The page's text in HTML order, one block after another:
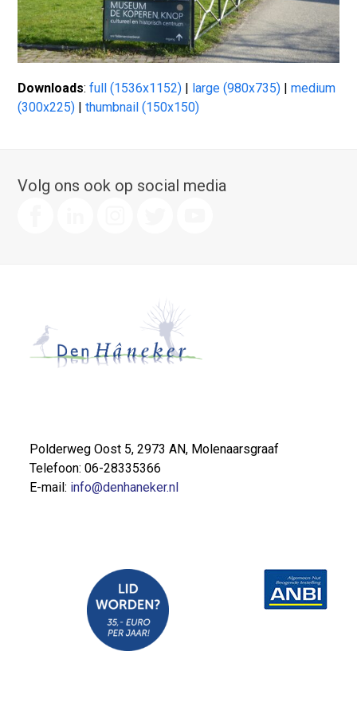
Downloads:full (1536x1152) large (980x735) |medium
(300x225) |thumbnail (150x150)
Volg ons ook op social media
Polderweg Oost 5, 2973 AN, Molenaarsgraaf
Telefoon: 06-28335366
E-mail: info@denhaneker.nl